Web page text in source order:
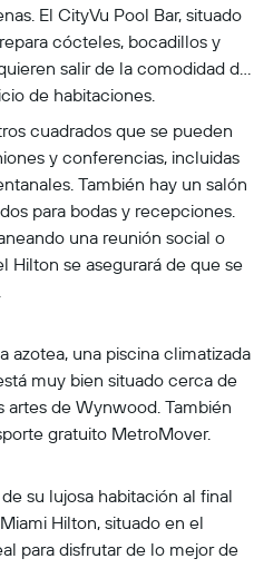
El CityVu Pool Bar, situado
cócteles, bocadillos y
salir de la comodidad de
de habitaciones.
cuadrados que se pueden
y conferencias, incluidas
También hay un salón
para bodas y recepciones.
una reunión social o
Hilton se asegurará de que se
una piscina climatizada
muy bien situado cerca de
de Wynwood. También
gratuito MetroMover.
su lujosa habitación al final
Hilton, situado en el
para disfrutar de lo mejor de